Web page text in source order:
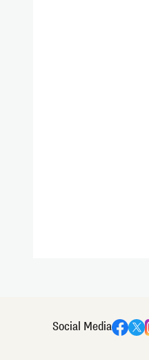
Social Media